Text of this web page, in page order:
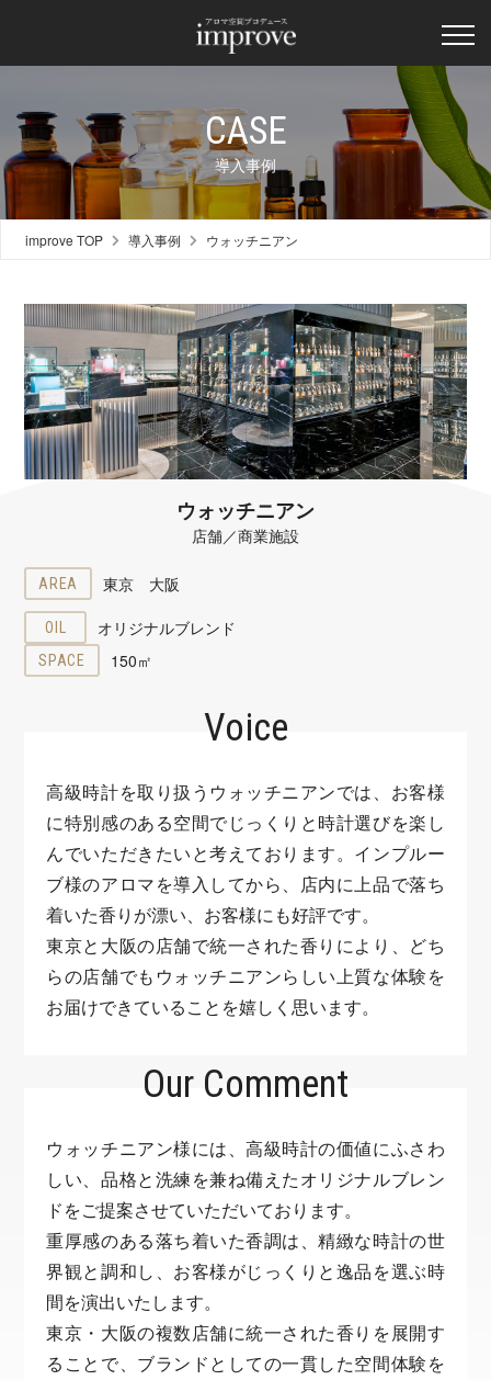
CASE
導入事例
improve TOP 導入事例 ウォッチニアン
ウォッチニアン
店舗／商業施設
AREA 東京 大阪
OIL オリジナルブレンド
SPACE 150㎡
Voice
高級時計を取り扱うウォッチニアンでは、お客様
に特別感のある空間でじっくりと時計選びを楽し
んでいただきたいと考えております。インプルー
ブ様のアロマを導入してから、店内に上品で落ち
着いた香りが漂い、お客様にも好評です。
東京と大阪の店舗で統一された香りにより、どち
らの店舗でもウォッチニアンらしい上質な体験を
お届けできていることを嬉しく思います。
Our Comment
ウォッチニアン様には、高級時計の価値にふさわ
しい、品格と洗練を兼ね備えたオリジナルブレン
ドをご提案させていただいております。
重厚感のある落ち着いた香調は、精緻な時計の世
界観と調和し、お客様がじっくりと逸品を選ぶ時
間を演出いたします。
東京・大阪の複数店舗に統一された香りを展開す
ることで、ブランドとしての一貫した空間体験を